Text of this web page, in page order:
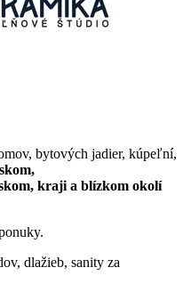
bytových jadier, kúpeľní,
kraji a blízkom okolí
dlažieb, sanity za